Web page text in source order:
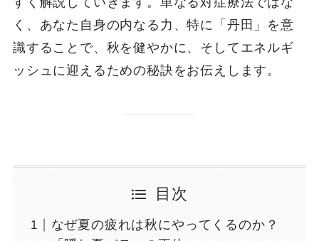
く、あなた自身の内なる力、特に「丹田」を意
識することで、秋を健やかに、そしてエネルギ
ッシュに迎えるための秘訣をお伝えします。
目次
なぜ夏の疲れは秋にやってくるのか？